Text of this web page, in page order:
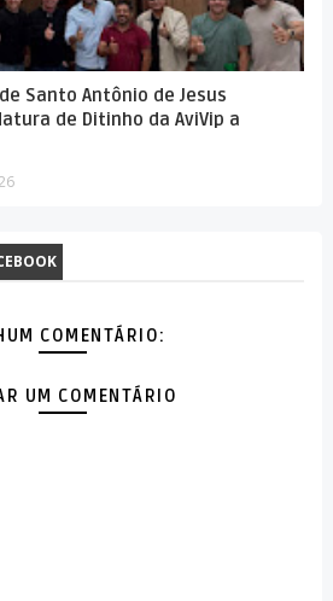
Santo Antônio de Jesus
de Ditinho da AviVip a
COMENTÁRIO:
UM COMENTÁRIO